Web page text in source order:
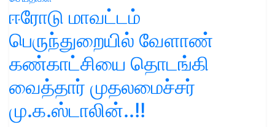
ஈரோடு மாவட்டம்
பெருந்துறையில் வேளாண்
கண்காட்சியை தொடங்கி
வைத்தார் முதலமைச்சர்
மு.க.ஸ்டாலின்..!!